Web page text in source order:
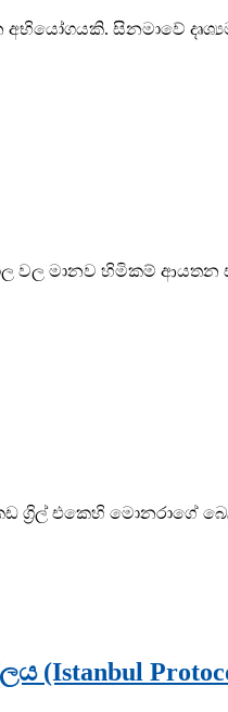
සිනමාවේ
මානව හිමිකම් ආයතන
ග්‍රිල් එකෙහි මොනරාගේ